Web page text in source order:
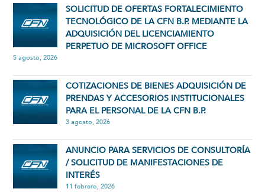
SOLICITUD DE OFERTAS FORTALECIMIENTO
TECNOLÓGICO DE LA CFN B.P. MEDIANTE LA
ADQUISICIÓN DEL LICENCIAMIENTO
PERPETUO DE MICROSOFT OFFICE
5 agosto, 2026
COTIZACIONES DE BIENES ADQUISICIÓN DE
PRENDAS Y ACCESORIOS INSTITUCIONALES
PARA EL PERSONAL DE LA CFN B.P.
3 agosto, 2026
ANUNCIO PARA SERVICIOS DE CONSULTORÍA
/ SOLICITUD DE MANIFESTACIONES DE
INTERÉS
11 febrero, 2026